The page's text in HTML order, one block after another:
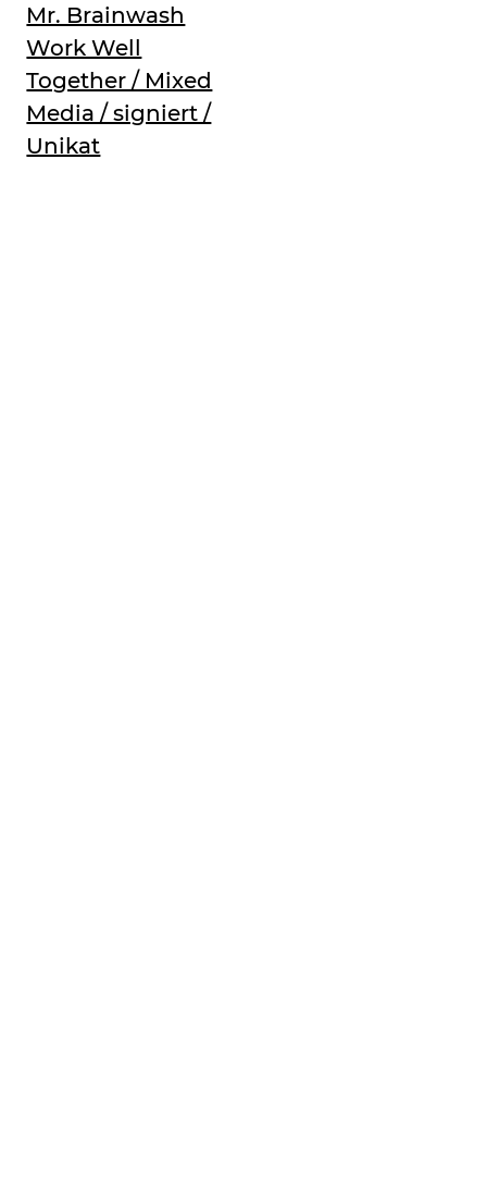
Mr. Brainwash
Work Well
Together / Mixed
Media / signiert /
Unikat